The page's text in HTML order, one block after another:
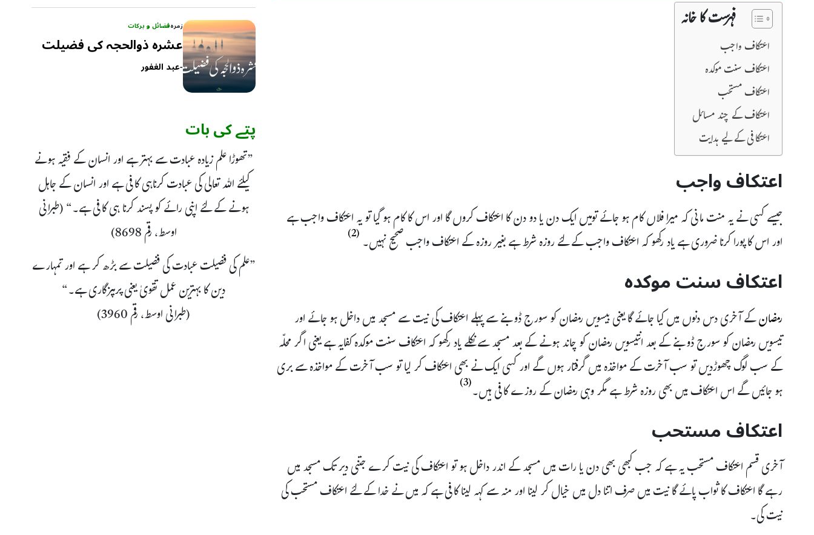
فہرست کا خانہ
اعتکاف واجب
اعتکاف سنت موکدہ
اعتکاف مستحب
اعتکاف کے چند مسائل
اعتکافی کے لیے ہدایت
اعتکاف واجب
جیسے کسی نے یہ منت مانی کہ میرا فلاں کام ہو جائے تومیں ایک دن یا دو دن کا اعتکاف کروں گا اور اس کا کام ہو گیا تو یہ اعتکاف واجب ہے
اور اس کا پورا کرنا ضروری ہے یاد رکھو کہ اعتکاف واجب کے لئے روزہ شرط ہے بغیر روزہ کے اعتکاف واجب صحیح نہیں۔(2)
اعتکاف سنت موکدہ
رمضانکے آخری دس دنوں میں کیا جائے گا یعنی بیسویں رمضان کو سورج ڈوبنے سے پہلے اعتکاف کی نیت سے مسجد میں داخل ہو جائے اور
تیسویں رمضان کو سورج ڈوبنے کے بعد انتیسویں رمضان کو چاند ہونے کے بعد مسجد سے نکلے یاد رکھو کہ اعتکاف سنت موکدہ کفایہ ہے یعنی اگر محلّہ
کے سب لوگ چھوڑدیں تو سب آخرت کے مواخذہ میں گرفتار ہوں گے اور کسی ایک نے بھی اعتکاف کر لیا تو سب آخرت کے مواخذہ سے بری
ہو جائیں گے اس اعتکاف میں بھی روزہ شرط ہے مگر وہی رمضان کے روزے کافی ہیں۔(3)
اعتکاف مستحب
آخری قسم اعتکاف مستحب یہ ہے کہ جب کبھی بھی دن یا رات میں مسجد کے اندر داخل ہو تو اعتکاف کی نیت کرے جتنی دیر تک مسجد میں
رہے گا اعتکاف کا ثواب پائے گا نیت میں صرف اتنا دل میں خیال کر لینا اور منہ سے کہہ لینا کافی ہے کہ میں نے خدا کے لئے اعتکاف مستحب کی
نیت کی۔
زمرہفضائل و برکات
عشرہ ذوالحجہ کی فضیلت
-عبد الغفور
پتے کی بات
”تھوڑا علم زیادہ عبادت سے بہتر ہے اور انسان کے فقیہ ہونے
کیلئے اللہ تعالی کی عبادت کرناہی کافی ہے اور انسان کے جاہل
ہونے کے لئے اپنی رائے کو پسند کرنا ہی کافی ہے۔“ (طبرانی
اوسط، رقم 8698)
”علم کی فضیلت عبادت کی فضیلت سے بڑھ کر ہے اور تمہارے
دین کا بہترین عمل تقویٰ یعنی پرہیزگاری ہے۔“
(طبرانی اوسط، رقم 3960)